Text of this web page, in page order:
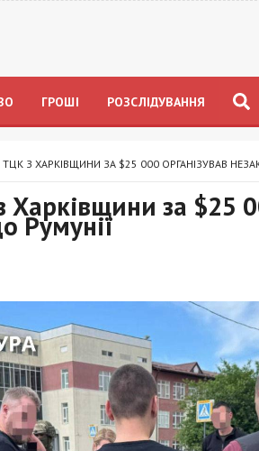
ГРОШІ РОЗСЛІДУВАННЯ
ТЦК З ХАРКІВЩИНИ ЗА $25 000 ОРГАНІЗУВАВ
за $25
Румунії